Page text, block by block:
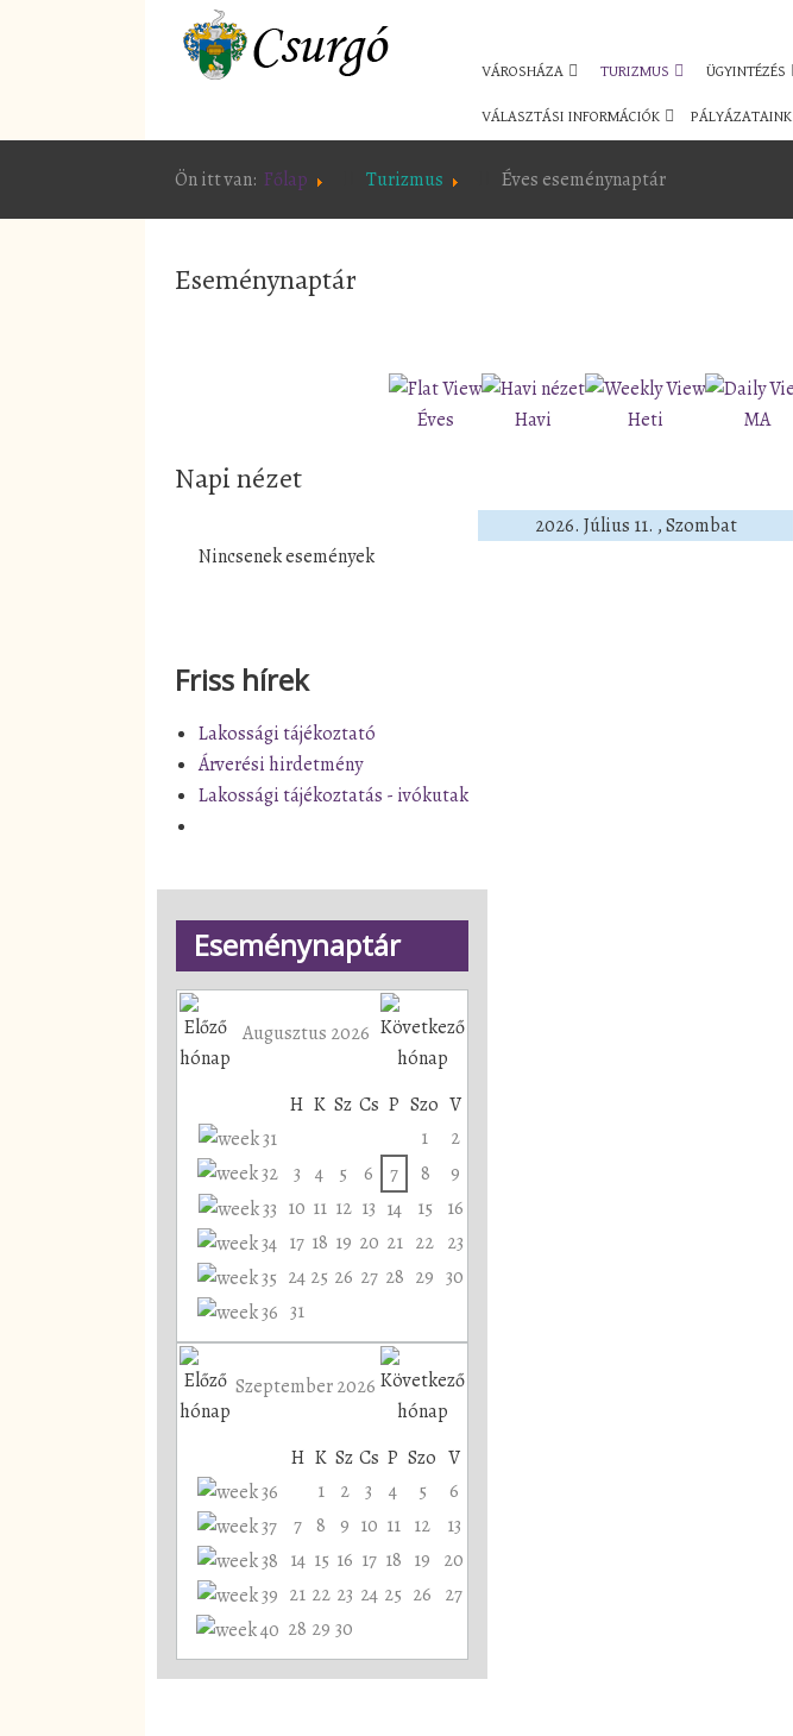
VÁROSHÁZA TURIZMUS ÜGYINTÉZÉS
VÁLASZTÁSI INFORMÁCIÓK PÁLYÁZATAINK
Ön itt van: Főlap Turizmus Éves eseménynaptár
Eseménynaptár
Éves Havi Heti MA
Napi nézet
2026. Július 11. , Szombat
Nincsenek események
Friss hírek
Lakossági tájékoztató
Árverési hirdetmény
Lakossági tájékoztatás - ivókutak
Eseménynaptár
Augusztus 2026
H K Sz Cs P Szo V
1
2
3 4 5 6 7 8
9
10 11 12 13 14 15
16
17 18 19 20 21 22 23
24 25 26 27 28 29 30
31
Szeptember 2026
H K Sz Cs P Szo V
1
2 3 4 5
6
7 8 9 10 11 12
13
14 15 16 17 18 19 20
21 22 23 24 25 26 27
28 29 30